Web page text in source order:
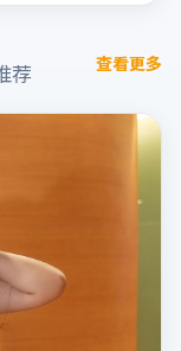
荐 查看更多